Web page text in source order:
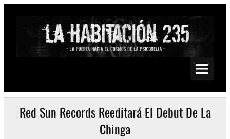
Saltar
Psychedelic, Stoner, Doom, Sludge, Fuzz, Space, Drone
Red Sun Records Reeditará El Debut De La
Chinga